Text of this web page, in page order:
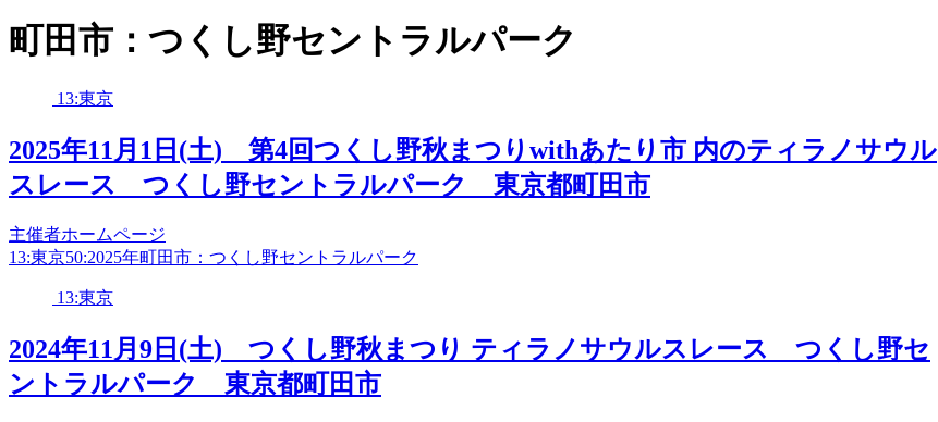
町田市：つくし野セントラルパーク
13:東京
2025年11月1日(土) 第4回つくし野秋まつりwithあたり市 内のティラノサウル
スレース つくし野セントラルパーク 東京都町田市
主催者ホームページ
13:東京50:2025年町田市：つくし野セントラルパーク
13:東京
2024年11月9日(土) つくし野秋まつり ティラノサウルスレース つくし野セ
ントラルパーク 東京都町田市